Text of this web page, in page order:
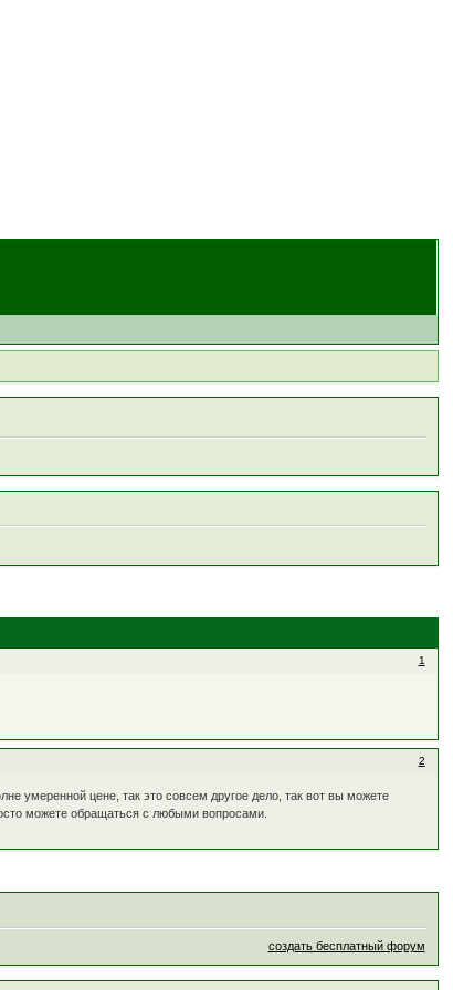
1
2
умеренной цене, так это совсем другое дело, так вот вы можете
можете обращаться с любыми вопросами.
создать бесплатный форум